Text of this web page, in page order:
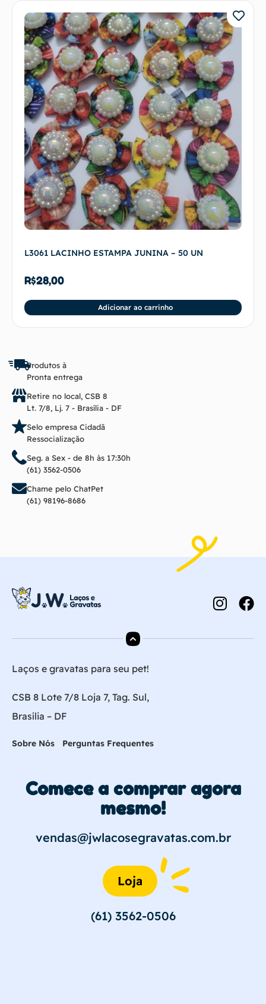
L3061 LACINHO ESTAMPA JUNINA – 50 UN
R$28,00
Adicionar ao carrinho
Produtos à
Pronta entrega
Retire no local, CSB 8
Lt. 7/8, Lj. 7 - Brasília - DF
Selo empresa Cidadã
Ressocialização
Seg. a Sex - de 8h às 17:30h
(61) 3562-0506
Chame pelo ChatPet
(61) 98196-8686
Laços e gravatas para seu pet!
CSB 8 Lote 7/8 Loja 7, Tag. Sul,
Brasília – DF
Sobre Nós Perguntas Frequentes
Comece a comprar agora
mesmo!
vendas@jwlacosegravatas.com.br
Loja
(61) 3562-0506